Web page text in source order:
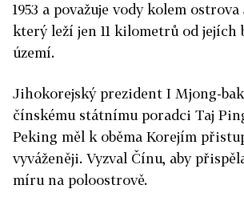
1953 a považuje vody kolem
který leží jen 11 kilometrů od jejích
území.
Jihokorejský prezident I Mjong-
čínskému státnímu poradci Taj
Peking měl k oběma Korejím
vyváženěji. Vyzval Čínu, aby
míru na poloostrově.